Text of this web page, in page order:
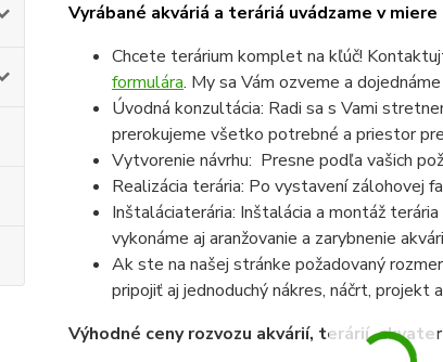
Vyrábané akváriá a teráriá uvádzame v
Chcete terárium komplet na kľúč!
formulára. My sa Vám ozveme a
Úvodná konzultácia: Radi sa s Vami
prerokujeme všetko potrebné a priestor
Vytvorenie návrhu: Presne podľa vašich
Realizácia terária: Po vystavení zálohovej
Inštaláciaterária: Inštalácia a montáž
vykonáme aj aranžovanie a zarybnenie
Ak ste na našej stránke požadovaný
pripojiť aj jednoduchý nákres, náčrt, projekt
Výhodné ceny rozvozu akvárií, terárií,